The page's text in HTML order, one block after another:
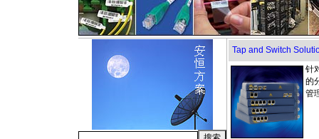
Tap and Switch
针
的
管